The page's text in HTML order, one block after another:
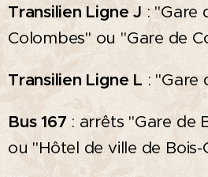
Transilien Ligne J: "Gare
Colombes" ou "Gare de
Transilien Ligne L: "Gare
Bus 167: arrêts "Gare de
ou "Hôtel de ville de